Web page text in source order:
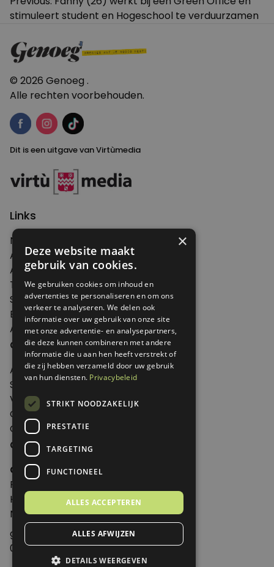
navigatie
stimuleert student en Hogeschool te verduurzamen
© 2026 Genoeg .
Alle rechten voorbehouden.
Dit is een uitgave van Virtùmedia
Links
Nieuws
Artikelen
Agenda
Thema's
Shop
Edities
Abonneren
Over Genoeg
Adverteren
Samenwerken
Verkooppunten
Over Genoeg
Contact
Contactgegevens
Genoeg
Postbus 595 - 3700 AN Zeist
Huis ter Heideweg 13 - 3705MA Zeist
Nederland
genoeg@spabonneeservice.nl
088-1102091
×
Deze website maakt
gebruik van cookies.
We gebruiken cookies om inhoud en
advertenties te personaliseren en om ons
verkeer te analyseren. We delen ook
informatie over uw gebruik van onze site
met onze advertentie- en analysepartners,
die deze kunnen combineren met andere
informatie die u aan hen heeft verstrekt of
die zij hebben verzameld door uw gebruik
van hun diensten. Privacybeleid
STRIKT NOODZAKELIJK
PRESTATIE
TARGETING
FUNCTIONEEL
ALLES ACCEPTEREN
ALLES AFWIJZEN
DETAILS WEERGEVEN